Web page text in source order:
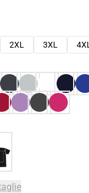
2XL 3XL 4XL